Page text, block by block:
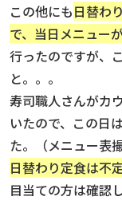
この他にも日替わ
で、当日メニューが
行ったのですが、
と。。。
寿司職人さんがカ
いたので、この日は
た。（メニュー表
日替わり定食は不
目当ての方は確認